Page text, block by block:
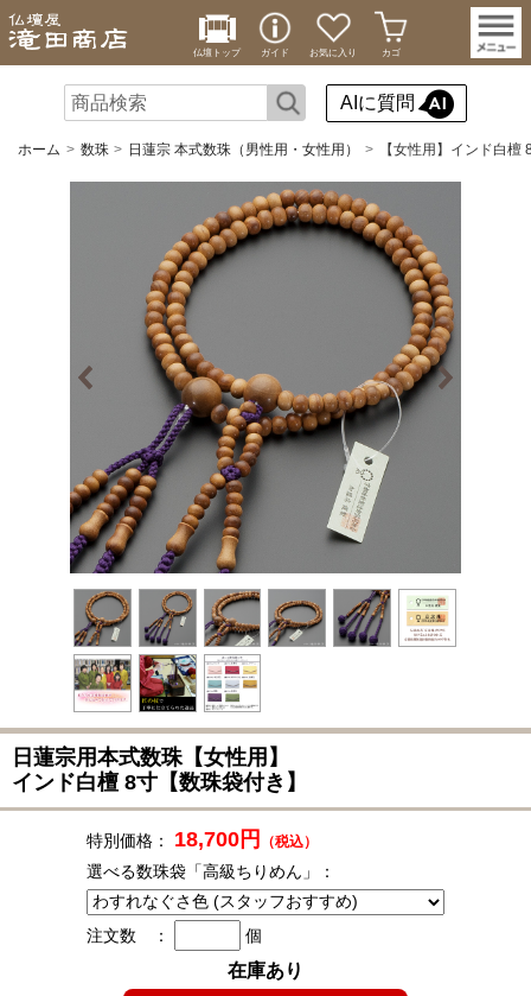
仏壇トップ ガイド お気に入り カゴ
AIに質問
ホーム 数珠 日蓮宗 本式数珠（男性用・女性用） 【女性用】インド白檀
日蓮宗用本式数珠 【女性用】
インド白檀 8寸【数珠袋付き】
特別価格： 18,700円 （税込）
選べる数珠袋「高級ちりめん」：
注文数 ： 個
在庫あり